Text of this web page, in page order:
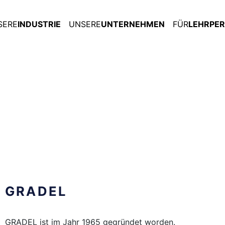
INDUSTRIE UNSEREUNTERNEHMEN FÜR
GRADEL
GRADEL ist im Jahr 1965 gegründet worden.